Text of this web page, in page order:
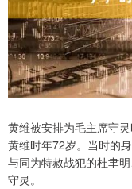
黄维被安排为毛主席守
黄维时年72岁。当时的
与同为特赦战犯的杜聿
守灵。